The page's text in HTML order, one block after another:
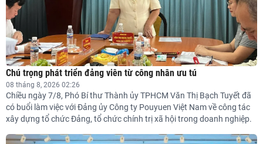
Chú trọng phát triển đảng viên từ công nhân ưu tú
08 tháng 8, 2026 02:26
Chiều ngày 7/8, Phó Bí thư Thành ủy TPHCM Văn Thị Bạch Tuyết đã
có buổi làm việc với Đảng ủy Công ty Pouyuen Việt Nam về công tác
xây dựng tổ chức Đảng, tổ chức chính trị xã hội trong doanh nghiệp.